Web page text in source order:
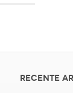
Recente